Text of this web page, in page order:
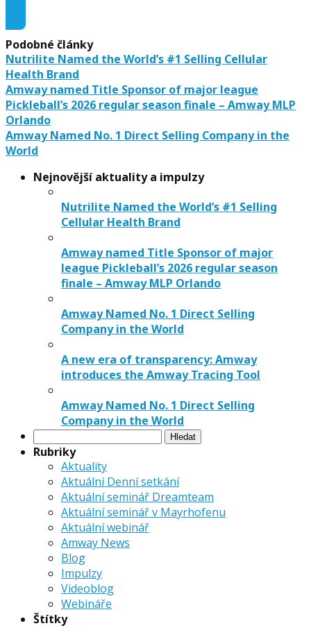
Podobné články
Nutrilite Named the World’s #1 Selling Cellular
Health Brand
Amway named Title Sponsor of major league
Pickleball’s 2026 regular season finale – Amway MLP
Orlando
Amway Named No. 1 Direct Selling Company in the
World
Nejnovější aktuality a impulzy
Nutrilite Named the World’s #1 Selling
Cellular Health Brand
Amway named Title Sponsor of major
league Pickleball’s 2026 regular season
finale – Amway MLP Orlando
Amway Named No. 1 Direct Selling
Company in the World
A new era of transparency: Amway
introduces the Amway Tracing Tool
Amway Named No. 1 Direct Selling
Company in the World
Vyhledávání
Rubriky
Aktuality
Aktuální Denní setkání
Aktuální seminář Dreamteam
Aktuální seminář v Mayrhofenu
Aktuální webinář
Amway News
Blog
Impulzy
Videoblog
Webináře
Štítky